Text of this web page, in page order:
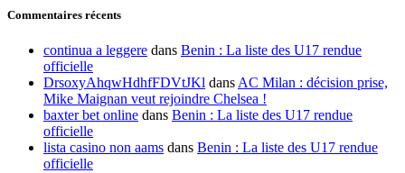
Commentaires récents
continua a leggere dans Benin : La liste des U17 rendue
officielle
DrsoxyAhqwHdhfFDVtJKl dans AC Milan : décision prise,
Mike Maignan veut rejoindre Chelsea !
baxter bet online dans Benin : La liste des U17 rendue
officielle
lista casino non aams dans Benin : La liste des U17 rendue
officielle